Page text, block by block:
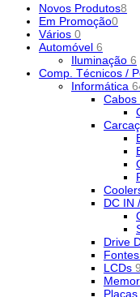
Novos Produtos8
Em Promoção0
Vários 0
Automóvel 6
Iluminação 6
Comp. Técnicos /
Informática
Cabos
DC IN
Drive
Fontes
LCDs 9